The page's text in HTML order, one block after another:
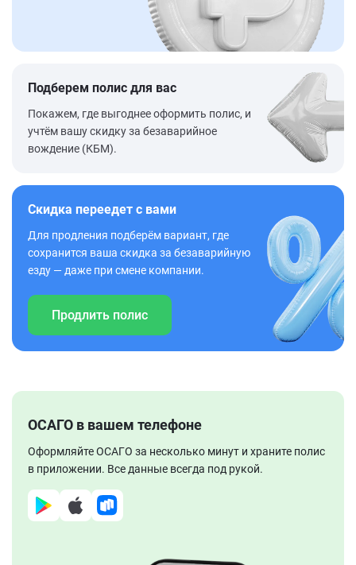
Подберем полис для вас
Покажем, где выгоднее оформить полис, и
учтём вашу скидку за безаварийное
вождение (КБМ).
Скидка переедет с вами
Для продления подберём вариант, где
сохранится ваша скидка за безаварийную
езду — даже при смене компании.
Продлить полис
ОСАГО в вашем телефоне
Оформляйте ОСАГО за несколько минут и храните полис
в приложении. Все данные всегда под рукой.